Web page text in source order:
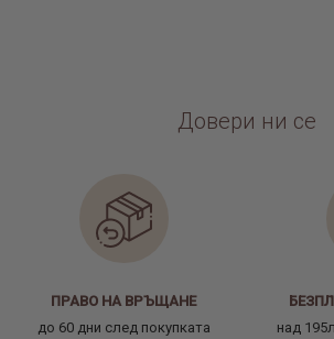
Довери ни се
ПРАВО НА ВРЪЩАНЕ
до 60 дни след покупката
над